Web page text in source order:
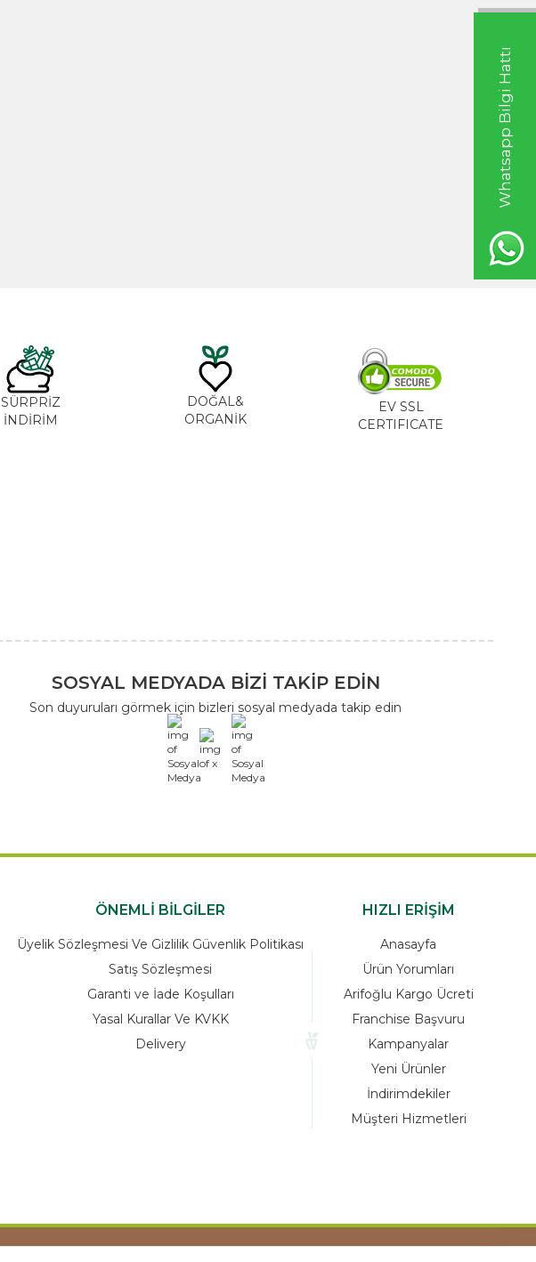
Whatsapp Bilgi Hattı
SÜRPRİZ
İNDİRİM
DOĞAL&
ORGANİK
EV SSL
CERTIFICATE
SOSYAL MEDYADA BİZİ TAKİP EDİN
Son duyuruları görmek için bizleri sosyal medyada takip edin
x
ÖNEMLİ BİLGİLER
Üyelik Sözleşmesi Ve Gizlilik Güvenlik Politikası
Satış Sözleşmesi
Garanti ve İade Koşulları
Yasal Kurallar Ve KVKK
Delivery
HIZLI ERİŞİM
Anasayfa
Ürün Yorumları
Arifoğlu Kargo Ücreti
Franchise Başvuru
Kampanyalar
Yeni Ürünler
İndirimdekiler
Müşteri Hizmetleri